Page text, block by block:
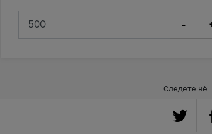
-
Следете нè